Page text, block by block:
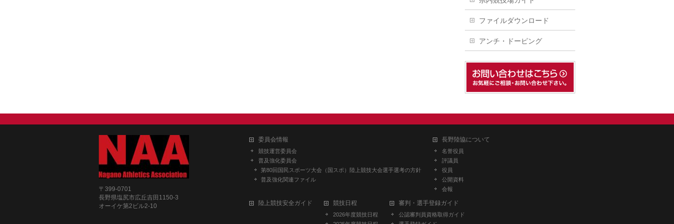
ファイルダウンロード
アンチ・ドーピング
〒399-0701
長野県塩尻市広丘吉田1150-3
オーイケ第2ビル2-10
委員会情報
競技運営委員会
普及強化委員会
第80回国民スポーツ大会（国スポ）陸上競技大会選手選考の方針
普及強化関連ファイル
長野陸協について
名誉役員
評議員
役員
公開資料
会報
陸上競技安全ガイド 競技日程
2026年度競技日程
審判・選手登録ガイド
公認審判員資格取得ガイド